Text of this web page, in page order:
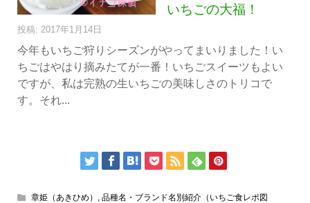
いちごの大福！
投稿: 2017年1月14日
今年もいちご狩りシーズンがやってまいりました！い
ちごはやはり摘みたてが一番！いちごスイーツもよい
ですが、私は完熟の生いちごの美味しさのトリコで
す。それ...
章姫（あきひめ）
品種名・ブランド名別紹介（いちご食レポ図